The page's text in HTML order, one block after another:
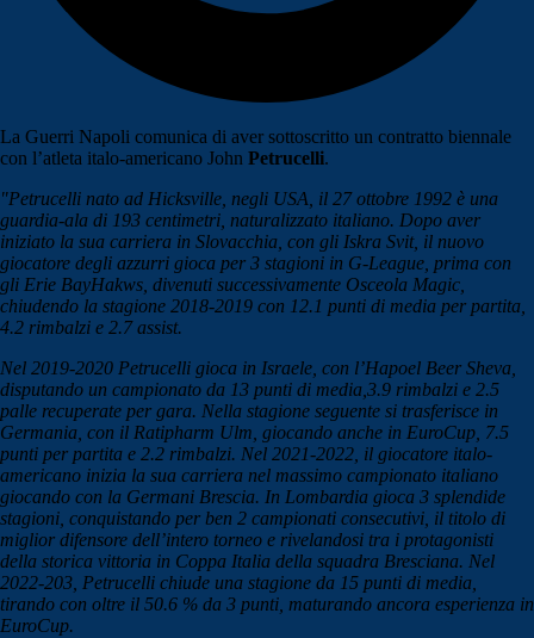
La Guerri Napoli comunica di aver sottoscritto un contratto biennale
con l’atleta italo-americano John Petrucelli.
"Petrucelli nato ad Hicksville, negli USA, il 27 ottobre 1992 è una
guardia-ala di 193 centimetri, naturalizzato italiano. Dopo aver
iniziato la sua carriera in Slovacchia, con gli Iskra Svit, il nuovo
giocatore degli azzurri gioca per 3 stagioni in G-League, prima con
gli Erie BayHakws, divenuti successivamente Osceola Magic,
chiudendo la stagione 2018-2019 con 12.1 punti di media per partita,
4.2 rimbalzi e 2.7 assist.
Nel 2019-2020 Petrucelli gioca in Israele, con l’Hapoel Beer Sheva,
disputando un campionato da 13 punti di media,3.9 rimbalzi e 2.5
palle recuperate per gara. Nella stagione seguente si trasferisce in
Germania, con il Ratipharm Ulm, giocando anche in EuroCup, 7.5
punti per partita e 2.2 rimbalzi. Nel 2021-2022, il giocatore italo-
americano inizia la sua carriera nel massimo campionato italiano
giocando con la Germani Brescia. In Lombardia gioca 3 splendide
stagioni, conquistando per ben 2 campionati consecutivi, il titolo di
miglior difensore dell’intero torneo e rivelandosi tra i protagonisti
della storica vittoria in Coppa Italia della squadra Bresciana. Nel
2022-203, Petrucelli chiude una stagione da 15 punti di media,
tirando con oltre il 50.6 % da 3 punti, maturando ancora esperienza in
EuroCup.